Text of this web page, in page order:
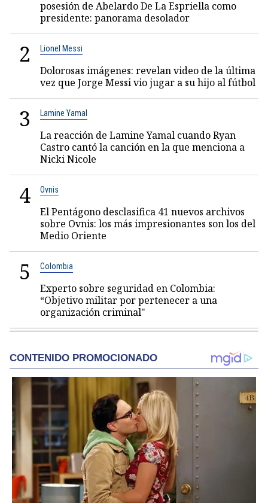
posesión de Abelardo De La Espriella como
presidente: panorama desolador
2 Lionel Messi
Dolorosas imágenes: revelan video de la última
vez que Jorge Messi vio jugar a su hijo al fútbol
3 Lamine Yamal
La reacción de Lamine Yamal cuando Ryan
Castro cantó la canción en la que menciona a
Nicki Nicole
4 Ovnis
El Pentágono desclasifica 41 nuevos archivos
sobre Ovnis: los más impresionantes son los del
Medio Oriente
5 Colombia
Experto sobre seguridad en Colombia:
“Objetivo militar por pertenecer a una
organización criminal"